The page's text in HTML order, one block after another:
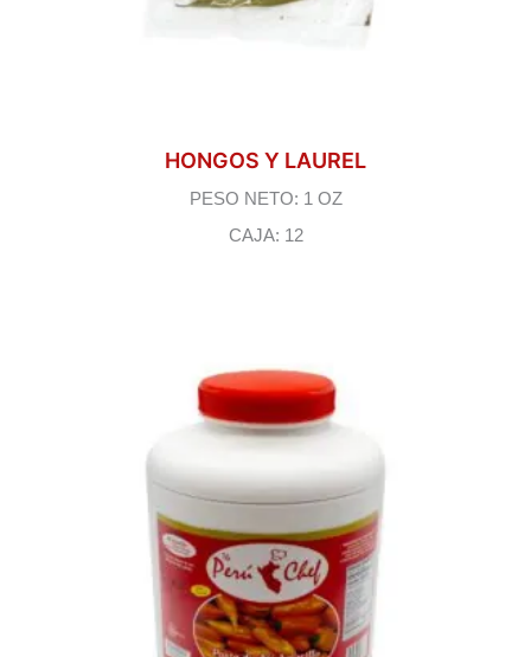
HONGOS Y LAUREL
PESO NETO: 1 OZ
CAJA: 12